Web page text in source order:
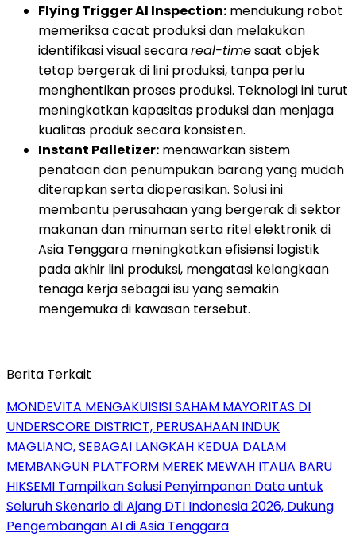
Flying Trigger AI Inspection: mendukung robot
memeriksa cacat produksi dan melakukan
identifikasi visual secarareal-timesaat objek
tetap bergerak di lini produksi, tanpa perlu
menghentikan proses produksi. Teknologi ini turut
meningkatkan kapasitas produksi dan menjaga
kualitas produk secara konsisten.
Instant Palletizer: menawarkan sistem
penataan dan penumpukan barang yang mudah
diterapkan serta dioperasikan. Solusi ini
membantu perusahaan yang bergerak di sektor
makanan dan minuman serta ritel elektronik di
Asia Tenggara meningkatkan efisiensi logistik
pada akhir lini produksi, mengatasi kelangkaan
tenaga kerja sebagai isu yang semakin
mengemuka di kawasan tersebut.
Berita Terkait
MONDEVITA MENGAKUISISI SAHAM MAYORITAS DI
UNDERSCORE DISTRICT, PERUSAHAAN INDUK
MAGLIANO, SEBAGAI LANGKAH KEDUA DALAM
MEMBANGUN PLATFORM MEREK MEWAH ITALIA BARU
HIKSEMI Tampilkan Solusi Penyimpanan Data untuk
Seluruh Skenario di Ajang DTI Indonesia 2026, Dukung
Pengembangan AI di Asia Tenggara